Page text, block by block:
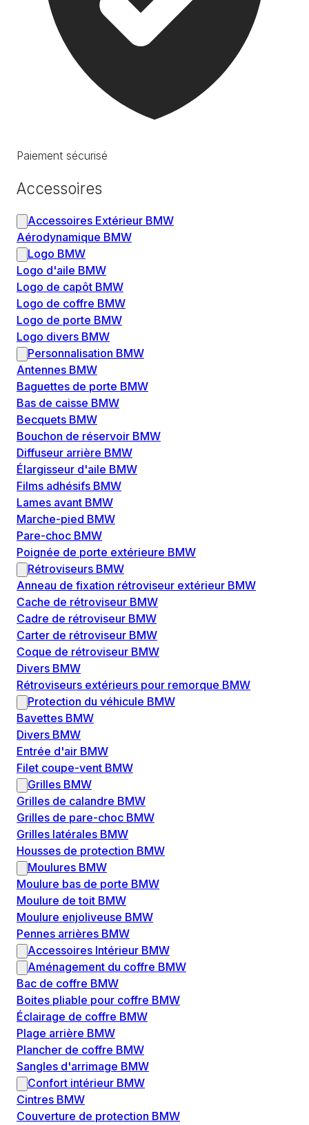
Paiement sécurisé
Accessoires
Accessoires Extérieur BMW
Aérodynamique BMW
Logo BMW
Logo d'aile BMW
Logo de capôt BMW
Logo de coffre BMW
Logo de porte BMW
Logo divers BMW
Personnalisation BMW
Antennes BMW
Baguettes de porte BMW
Bas de caisse BMW
Becquets BMW
Bouchon de réservoir BMW
Diffuseur arrière BMW
Élargisseur d'aile BMW
Films adhésifs BMW
Lames avant BMW
Marche-pied BMW
Pare-choc BMW
Poignée de porte extérieure BMW
Rétroviseurs BMW
Anneau de fixation rétroviseur extérieur BMW
Cache de rétroviseur BMW
Cadre de rétroviseur BMW
Carter de rétroviseur BMW
Coque de rétroviseur BMW
Divers BMW
Rétroviseurs extérieurs pour remorque BMW
Protection du véhicule BMW
Bavettes BMW
Divers BMW
Entrée d'air BMW
Filet coupe-vent BMW
Grilles BMW
Grilles de calandre BMW
Grilles de pare-choc BMW
Grilles latérales BMW
Housses de protection BMW
Moulures BMW
Moulure bas de porte BMW
Moulure de toit BMW
Moulure enjoliveuse BMW
Pennes arrières BMW
Accessoires Intérieur BMW
Aménagement du coffre BMW
Bac de coffre BMW
Boites pliable pour coffre BMW
Éclairage de coffre BMW
Plage arrière BMW
Plancher de coffre BMW
Sangles d'arrimage BMW
Confort intérieur BMW
Cintres BMW
Couverture de protection BMW